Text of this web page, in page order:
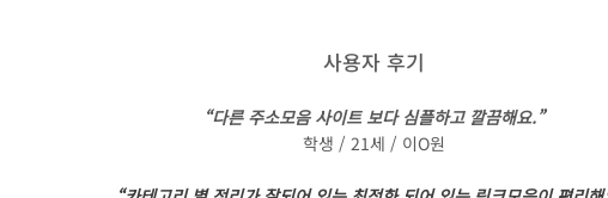
사용자 후기
“다른 주소모음 사이트 보다 심플하고 깔끔해요.”
학생 / 21세 / 이O원